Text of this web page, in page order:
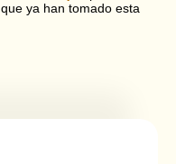
que ya han tomado esta